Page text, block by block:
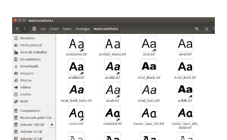
que contém essas fontes. Ao instalar o GNU/Linux abra o
terminal e execute o comando: $ sudo apt-get install ttf-
mscorefonts-installer Leia os termos de uso e avance
clicando em “Ok” Agora aceite os termos de uso clicando
em “Sim” Pronto agora abra o LibreOffice e veja se as
fontes Times New Roman, Arial estão instaladas. Caso
ocorra algum erro ou precisa reinstalar, execute: $ sudo
apt-get install --reinstall ttf-mscorefonts-installer